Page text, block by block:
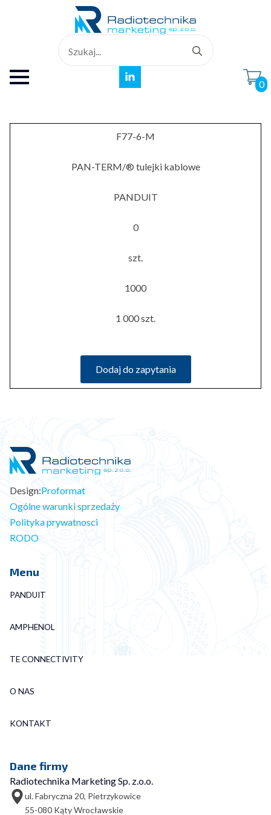
for:
0
F77-6-M
PAN-TERM/® tulejki kablowe
PANDUIT
0
szt.
1000
1 000 szt.
Dodaj do zapytania
Design:Proformat
Ogólne warunki sprzedaży
Polityka prywatnosci
RODO
Menu
PANDUIT
AMPHENOL
TE CONNECTIVITY
O NAS
KONTAKT
Dane firmy
Radiotechnika Marketing Sp. z.o.o.
ul. Fabryczna 20, Pietrzykowice
55-080 Kąty Wrocławskie